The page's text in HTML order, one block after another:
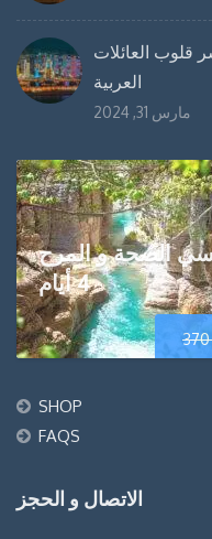
قلوب العائلات
العربية
مارس 31, 2024
الصحة و المرح
4 أيام
SHOP
FAQS
الاتصال و الحجز